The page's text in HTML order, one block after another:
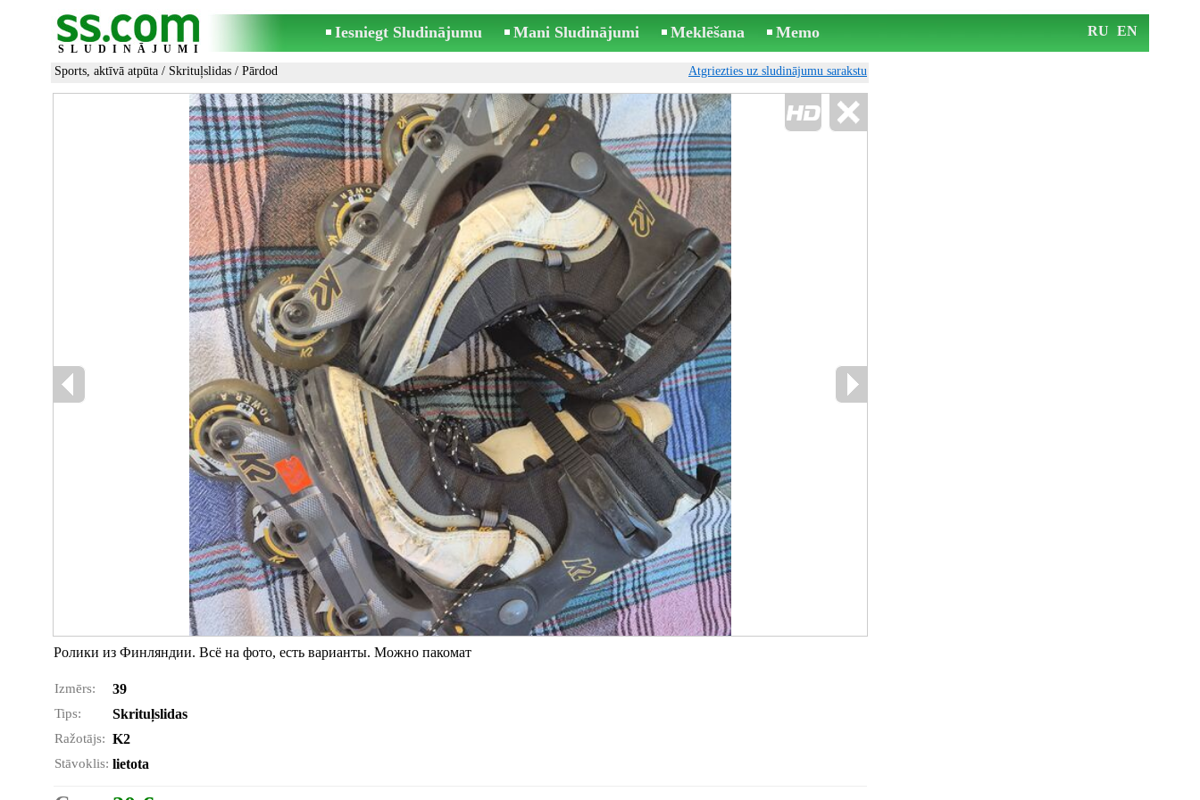
SLUDINĀJUMI
Iesniegt Sludinājumu Mani Sludinājumi Meklēšana Memo RU EN
Sports, aktīvā atpūta / Skrituļslidas / Pārdod Atgriezties uz sludinājumu sarakstu
Ролики из Финляндии. Всё на фото, есть варианты. Можно пакомат
Izmērs: 39
Tips: Skrituļslidas
Ražotājs: K2
Stāvoklis: lietota